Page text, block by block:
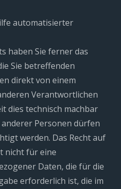
automatisierter
haben Sie ferner das
Sie betreffenden
direkt von einem
Verantwortlichen
dies technisch machbar
Personen dürfen
werden. Das Recht auf
nicht für eine
Daten, die für die
erforderlich ist, die im